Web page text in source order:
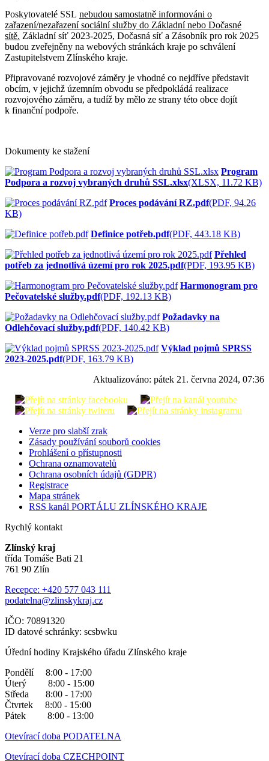
Poskytovatelé SSL nebudou samostatně informováni o
zařazení/nezařazení sociální služby do Základní nebo Dočasné
sítě. Základní síť 2023-2025, Dočasná síť a Zásobník pro rok 2025
budou zveřejněny na webových stránkách kraje po schválení
Zastupitelstvem Zlínského kraje.
Připravované rozvojové záměry je vhodné co nejdříve představit
obcím, v jejichž územním obvodu se předpokládá realizace
rozvojového záměru, a tudíž by mělo ze strany této obce dojít
k finanční podpoře.
Dokumenty ke stažení
Program
Podpora a rozvoj vybraných druhů SSL.xlsx(XLSX, 11.72 KB)
Proces podávání RZ.pdf(PDF, 94.26
KB)
Definice potřeb.pdf(PDF, 443.18 KB)
Přehled
potřeb za jednotlivá území pro rok 2025.pdf(PDF, 193.95 KB)
Harmonogram pro
Pečovatelské služby.pdf(PDF, 192.13 KB)
Požadavky na
Odlehčovací služby.pdf(PDF, 140.42 KB)
Výklad pojmů SPRSS
2023-2025.pdf(PDF, 163.79 KB)
Aktualizováno: pátek 21. června 2024, 07:36
Verze pro slabší zrak
Zásady používání souborů cookies
Prohlášení o přístupnosti
Ochrana oznamovatelů
Ochrana osobních údajů (GDPR)
Registrace
Mapa stránek
RSS kanál PORTÁLU ZLÍNSKÉHO KRAJE
Rychlý kontakt
Zlínský kraj
třída Tomáše Bati 21
761 90 Zlín
Recepce: +420 577 043 111
podatelna@zlinskykraj.cz
IČO: 70891320
ID datové schránky: scsbwku
Úřední hodiny Krajského úřadu Zlínského kraje
Pondělí 8:00 - 17:00
Úterý 8:00 - 15:00
Středa 8:00 - 17:00
Čtvrtek 8:00 - 15:00
Pátek 8:00 - 13:00
Otevírací doba PODATELNA
Otevírací doba CZECHPOINT